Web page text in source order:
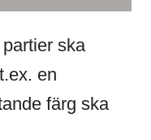
ska
en
färg ska